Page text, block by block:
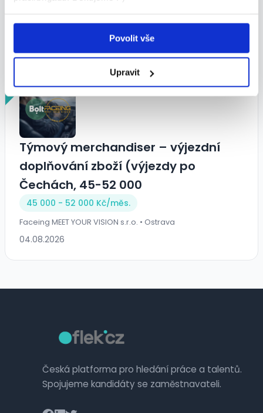
Povolit vše
Upravit
Podobné nabídky
Týmový merchandiser – výjezdní
doplňování zboží (výjezdy po
Čechách, 45-52 000
45 000 - 52 000 Kč/měs.
Faceing MEET YOUR VISION s.r.o. • Ostrava
04.08.2026
Česká platforma pro hledání práce a talentů.
Spojujeme kandidáty se zaměstnavateli.